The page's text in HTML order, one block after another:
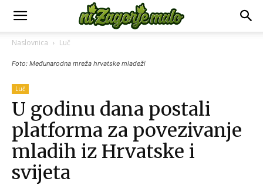
Naslovnica Luč
Foto: Međunarodna mreža hrvatske mladeži
Luč
U godinu dana postali
platforma za povezivanje
mladih iz Hrvatske i
svijeta